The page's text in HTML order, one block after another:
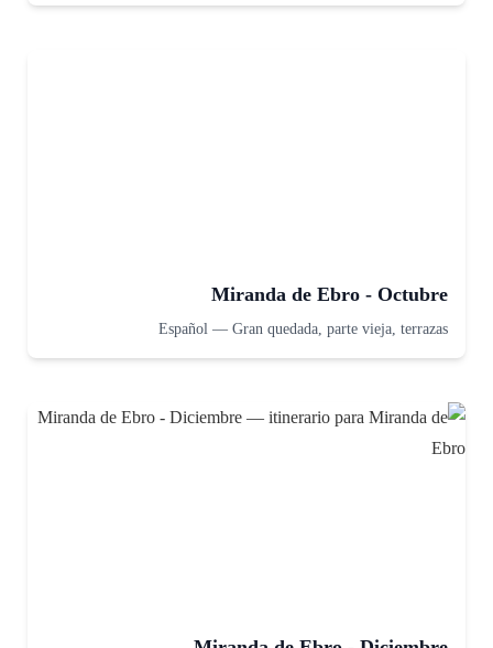
Miranda de Ebro - Octubre
Español — Gran quedada, parte vieja, terrazas